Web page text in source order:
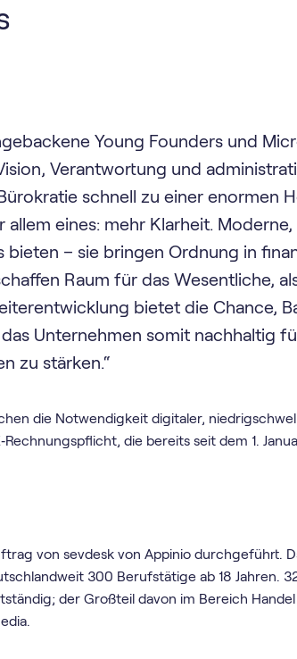
Young Founders und
Verantwortung und
schnell zu einer enormen
allem eines: mehr Klarheit.
bieten – sie bringen Ordnung in
Raum für das Wesentliche,
bietet die Chance,
Unternehmen somit nachhaltig
zu stärken.“
die Notwendigkeit digitaler,
die bereits seit dem 1.
von sevdesk von Appinio durchgeführt.
300 Berufstätige ab 18 Jahren.
der Großteil davon im Bereich